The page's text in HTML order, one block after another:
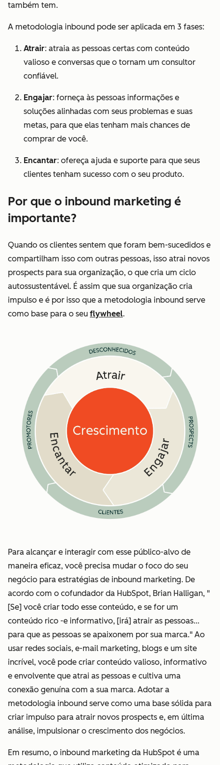
também tem.
A metodologia inbound pode ser aplicada em 3 fases:
Atrair: atraia as pessoas certas com conteúdo
valioso e conversas que o tornam um consultor
confiável.
Engajar: forneça às pessoas informações e
soluções alinhadas com seus problemas e suas
metas, para que elas tenham mais chances de
comprar de você.
Encantar: ofereça ajuda e suporte para que seus
clientes tenham sucesso com o seu produto.
Por que o inbound marketing é
importante?
Quando os clientes sentem que foram bem-sucedidos e
compartilham isso com outras pessoas, isso atrai novos
prospects para sua organização, o que cria um ciclo
autossustentável. É assim que sua organização cria
impulso e é por isso que a metodologia inbound serve
como base para o seu flywheel.
Para alcançar e interagir com esse público-alvo de
maneira eficaz, você precisa mudar o foco do seu
negócio para estratégias de inbound marketing. De
acordo com o cofundador da HubSpot, Brian Halligan, "
[Se] você criar todo esse conteúdo, e se for um
conteúdo rico -e informativo, [irá] atrair as pessoas...
para que as pessoas se apaixonem por sua marca." Ao
usar redes sociais, e-mail marketing, blogs e um site
incrível, você pode criar conteúdo valioso, informativo
e envolvente que atrai as pessoas e cultiva uma
conexão genuína com a sua marca. Adotar a
metodologia inbound serve como uma base sólida para
criar impulso para atrair novos prospects e, em última
análise, impulsionar o crescimento dos negócios.
Em resumo, o inbound marketing da HubSpot é uma